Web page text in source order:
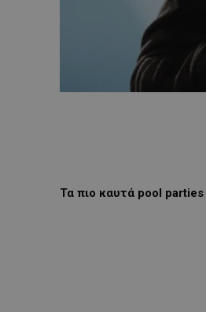
Τα πιο καυτά pool parties